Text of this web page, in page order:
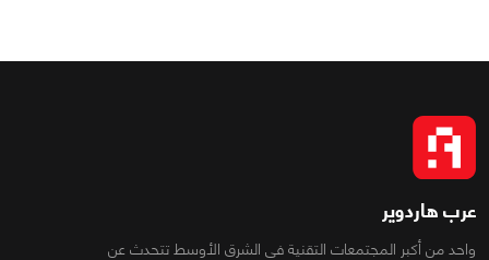
عرب هاردوير
واحد من أكبر المجتمعات التقنية فى الشرق الأوسط تتحدث عن